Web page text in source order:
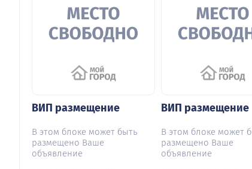
ВИП размещение
В этом блоке может быть
размещено Ваше
объявление
ВИП размещение
В этом блоке может
размещено Ваше
объявление